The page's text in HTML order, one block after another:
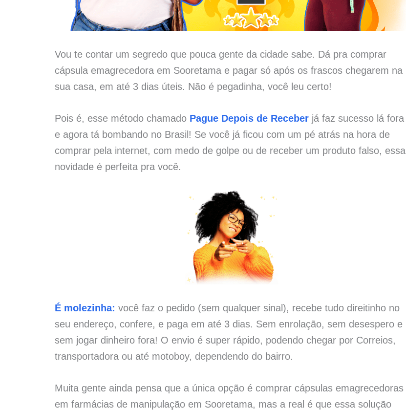
Vou te contar um segredo que pouca gente da cidade sabe. Dá pra comprar
cápsula emagrecedora em Sooretama e pagar só após os frascos chegarem na
sua casa, em até 3 dias úteis. Não é pegadinha, você leu certo!
Pois é, esse método chamado Pague Depois de Receber já faz sucesso lá fora
e agora tá bombando no Brasil! Se você já ficou com um pé atrás na hora de
comprar pela internet, com medo de golpe ou de receber um produto falso, essa
novidade é perfeita pra você.
É molezinha: você faz o pedido (sem qualquer sinal), recebe tudo direitinho no
seu endereço, confere, e paga em até 3 dias. Sem enrolação, sem desespero e
sem jogar dinheiro fora! O envio é super rápido, podendo chegar por Correios,
transportadora ou até motoboy, dependendo do bairro.
Muita gente ainda pensa que a única opção é comprar cápsulas emagrecedoras
em farmácias de manipulação em Sooretama, mas a real é que essa solução